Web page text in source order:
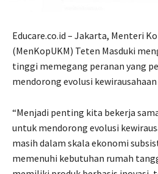
Educare.co.id – Jakarta, Menteri
(MenKopUKM) Teten Masduki
tinggi memegang peranan yang
mendorong evolusi
“Menjadi penting kita bekerja
untuk mendorong evolusi
masih dalam skala ekonomi
memenuhi kebutuhan rumah